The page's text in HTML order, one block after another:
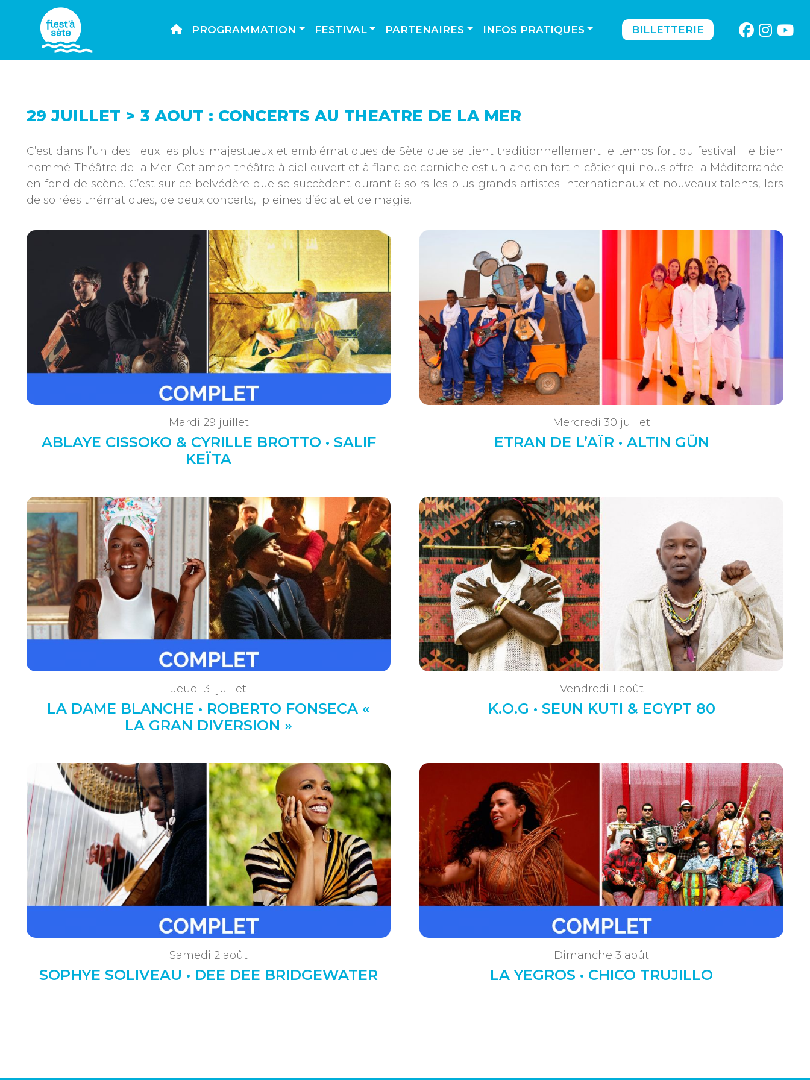
PROGRAMMATION FESTIVAL PARTENAIRES INFOS PRATIQUES BILLETTERIE
29 JUILLET > 3 AOUT : CONCERTS AU THEATRE DE LA MER
C’est dans l’un des lieux les plus majestueux et emblématiques de Sète que se tient traditionnellement le temps fort du festival : le bien
nommé Théâtre de la Mer. Cet amphithéâtre à ciel ouvert et à flanc de corniche est un ancien fortin côtier qui nous offre la Méditerranée
en fond de scène. C’est sur ce belvédère que se succèdent durant 6 soirs les plus grands artistes internationaux et nouveaux talents, lors
de soirées thématiques, de deux concerts, pleines d’éclat et de magie.
Mardi 29 juillet
ABLAYE CISSOKO & CYRILLE BROTTO • SALIF
KEÏTA
Mercredi 30 juillet
ETRAN DE L’AÏR • ALTIN GÜN
Jeudi 31 juillet
LA DAME BLANCHE • ROBERTO FONSECA «
LA GRAN DIVERSION »
Vendredi 1 août
K.O.G • SEUN KUTI & EGYPT 80
Samedi 2 août
SOPHYE SOLIVEAU • DEE DEE BRIDGEWATER
Dimanche 3 août
LA YEGROS • CHICO TRUJILLO